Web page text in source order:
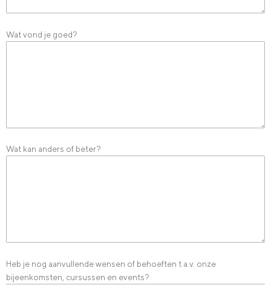
Wat vond je goed?
Wat kan anders of beter?
Heb je nog aanvullende wensen of behoeften t.a.v. onze
bijeenkomsten, cursussen en events?